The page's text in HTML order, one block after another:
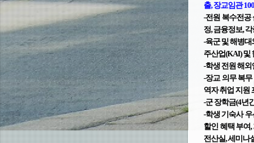
출,장교임관
-전원 복수전공
정, 금융정보,
-육군 및 해병
주산업(KAI) 및
-학생 전원 해외
-장교 의무 복
역자취업 지원
-군 장학금(4년
-학생기숙사 우
할인 혜택 부여
전산실, 세미나